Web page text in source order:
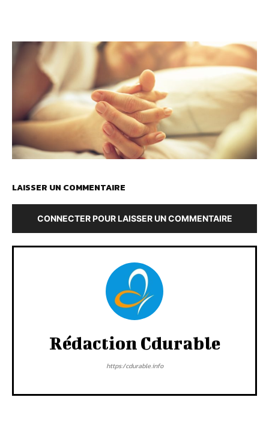
LAISSER UN COMMENTAIRE
CONNECTER POUR LAISSER UN COMMENTAIRE
Rédaction Cdurable
https:/cdurable.info